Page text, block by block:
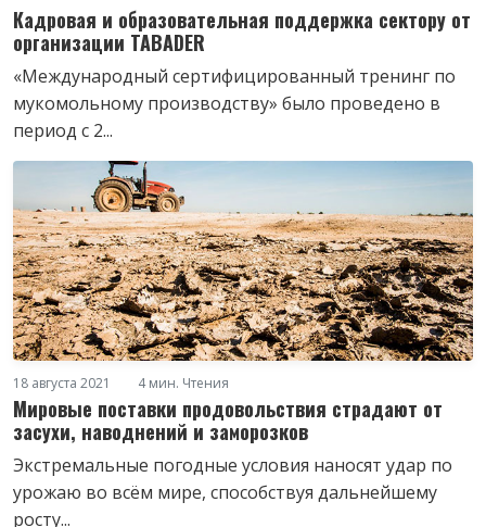
Кадровая и образовательная поддержка сектору от
организации TABADER
«Международный сертифицированный тренинг по
мукомольному производству» было проведено в
период с 2...
18 августа 2021 4 мин. Чтения
Мировые поставки продовольствия страдают от
засухи, наводнений и заморозков
Экстремальные погодные условия наносят удар по
урожаю во всём мире, способствуя дальнейшему
росту...